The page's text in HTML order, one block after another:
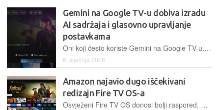
Gemini na Google TV-u dobiva izradu
AI sadržaja i glasovno upravljanje
postavkama
Oni koji često koriste Gemini na Google TV-u, uskoro će imati puno više opcija te će uz pomoć AI-a moći generirati vizualni sadržaj izravno na TV-u
6. siječnja 2026.
Amazon najavio dugo iščekivani
redizajn Fire TV OS-a
Osvježeni Fire TV OS donosi bolji raspored, modernije funkcije i osjetno brže upravljanje cijelim sučeljem. Moći će ga se isprobati već sljedećeg mjeseca